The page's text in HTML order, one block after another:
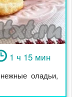
1 ч 15 мин
оладьи,